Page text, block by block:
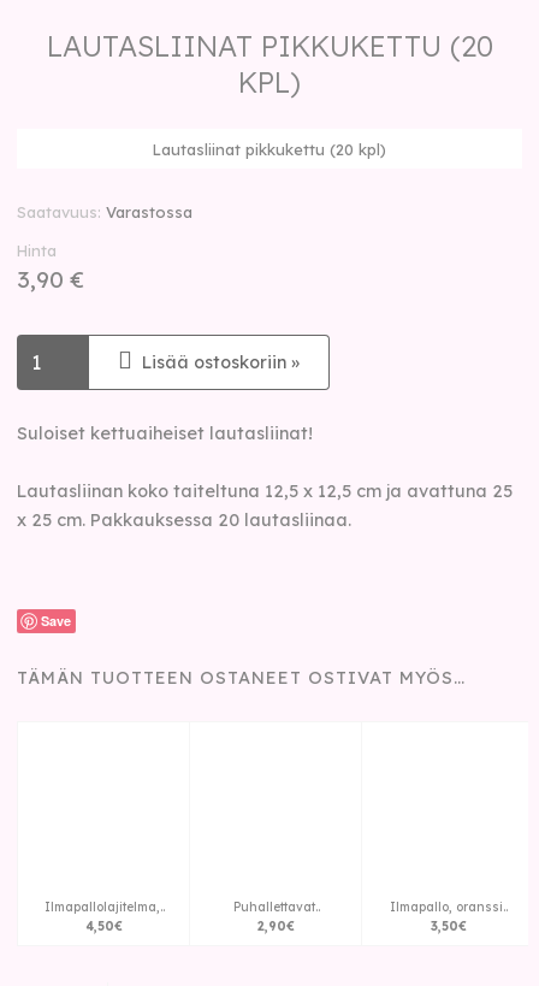
LAUTASLIINAT PIKKUKETTU (20
KPL)
Lautasliinat pikkukettu (20 kpl)
Saatavuus Varastossa
Hinta
3,90 €
Lisää ostoskoriin »
Suloiset kettuaiheiset lautasliinat!
Lautasliinan koko taiteltuna 12,5 x 12,5 cm ja avattuna 25
x 25 cm. Pakkauksessa 20 lautasliinaa.
Save
TÄMÄN TUOTTEEN OSTANEET OSTIVAT MYÖS…
Ilmapallolajitelma,..
4,50€
Puhallettavat..
2,90€
Ilmapallo, oranssi..
3,50€